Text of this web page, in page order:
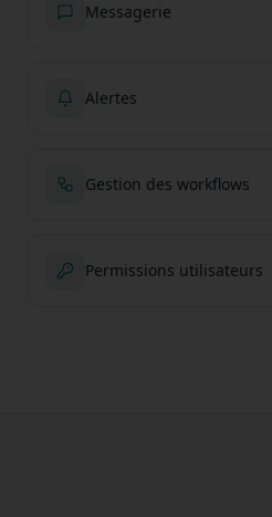
Messagerie
Alertes
Gestion des workflows
Permissions utilisateurs